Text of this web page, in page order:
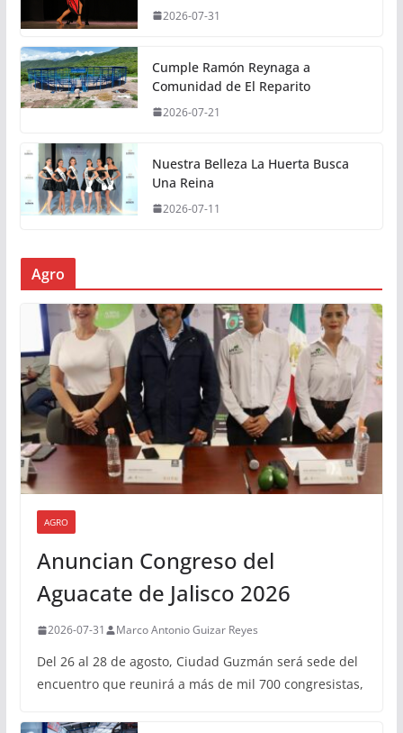
2026-07-31
Cumple Ramón Reynaga a
Comunidad de El Reparito
2026-07-21
Nuestra Belleza La Huerta Busca
Una Reina
2026-07-11
Agro
AGRO
Anuncian Congreso del
Aguacate de Jalisco 2026
2026-07-31 Marco Antonio Guizar Reyes
Del 26 al 28 de agosto, Ciudad Guzmán será sede del
encuentro que reunirá a más de mil 700 congresistas,